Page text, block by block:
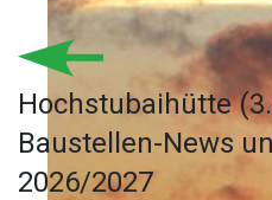
Hochstubaihütte
Baustellen-News
2026/2027